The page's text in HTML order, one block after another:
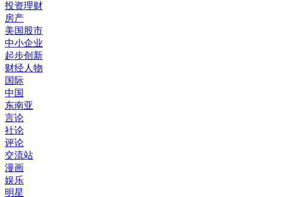
投资理财
房产
美国股市
中小企业
起步创新
财经人物
国际
中国
东南亚
言论
社论
评论
交流站
漫画
娱乐
明星